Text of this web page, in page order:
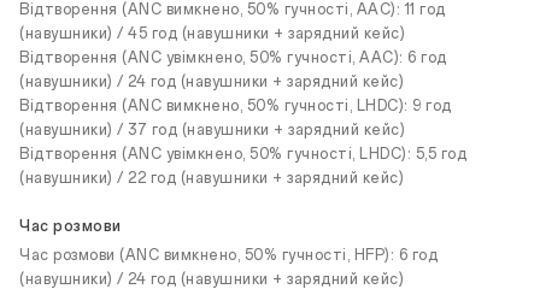
Відтворення (ANC вимкнено, 50% гучності, AAC): 11 год
(навушники) / 45 год (навушники + зарядний кейс)
Відтворення (ANC увімкнено, 50% гучності, AAC): 6 год
(навушники) / 24 год (навушники + зарядний кейс)
Відтворення (ANC вимкнено, 50% гучності, LHDC): 9 год
(навушники) / 37 год (навушники + зарядний кейс)
Відтворення (ANC увімкнено, 50% гучності, LHDC): 5,5 год
(навушники) / 22 год (навушники + зарядний кейс)
Час розмови
Час розмови (ANC вимкнено, 50% гучності, HFP): 6 год
(навушники) / 24 год (навушники + зарядний кейс)